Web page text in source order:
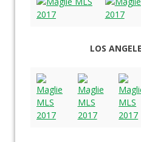
LOS